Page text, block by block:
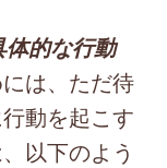
的な行動
は、ただ待
動を起こす
以下のよう